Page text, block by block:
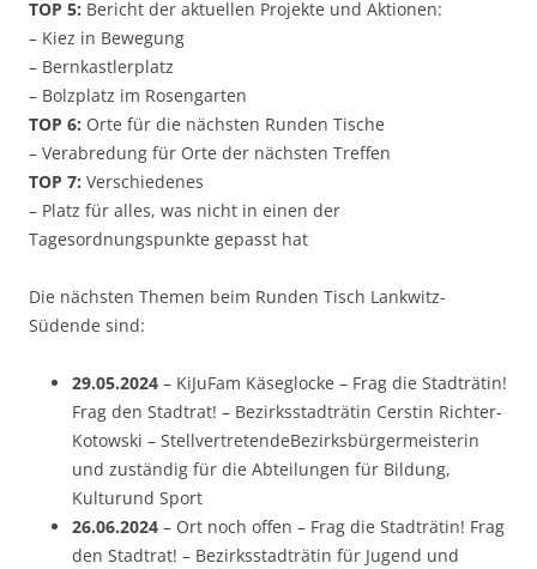
TOP 5: Bericht der aktuellen Projekte und Aktionen:
– Kiez in Bewegung
– Bernkastlerplatz
– Bolzplatz im Rosengarten
TOP 6: Orte für die nächsten Runden Tische
– Verabredung für Orte der nächsten Treffen
TOP 7: Verschiedenes
– Platz für alles, was nicht in einen der
Tagesordnungspunkte gepasst hat
Die nächsten Themen beim Runden Tisch Lankwitz-
Südende sind:
29.05.2024 – KiJuFam Käseglocke – Frag die Stadträtin!
Frag den Stadtrat! – Bezirksstadträtin Cerstin Richter-
Kotowski – StellvertretendeBezirksbürgermeisterin
und zuständig für die Abteilungen für Bildung,
Kulturund Sport
26.06.2024 – Ort noch offen – Frag die Stadträtin! Frag
den Stadtrat! – Bezirksstadträtin für Jugend und